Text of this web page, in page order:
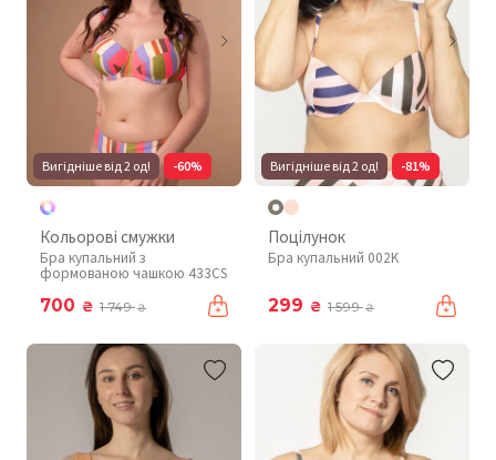
Вигідніше від 2 од! -60%
Кольорові смужки
Бра купальний з
формованою чашкою 433CS
700 ₴ 1 749₴
Вигідніше від 2 од! -81%
Поцілунок
Бра купальний 002K
299 ₴ 1 599₴